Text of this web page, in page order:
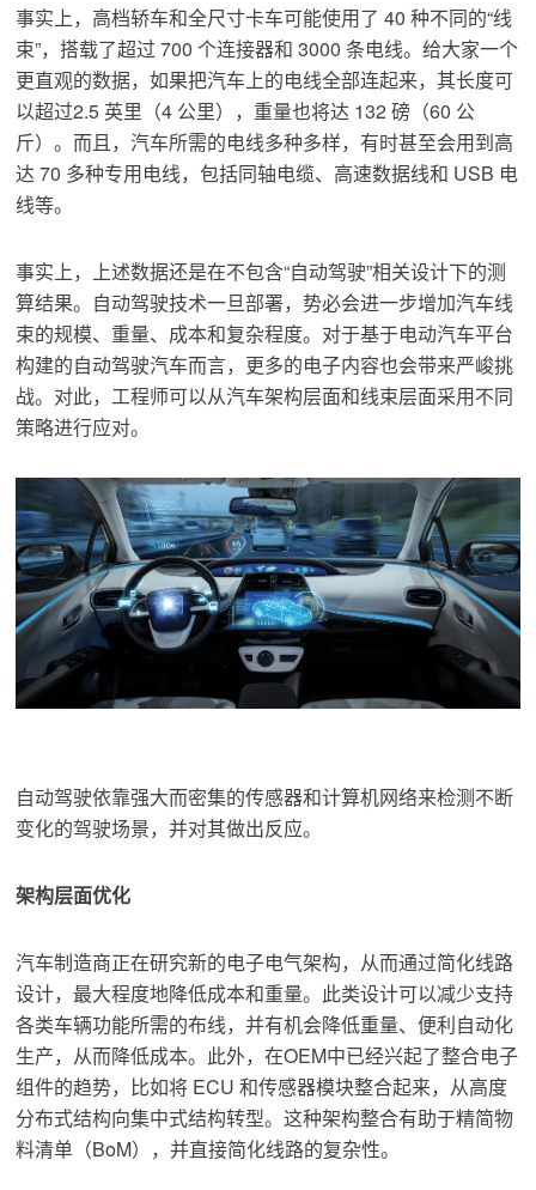
事实上，高档轿车和全尺寸卡车可能使用了 40 种不同的“线
束”，搭载了超过 700 个连接器和 3000 条电线。给大家一个
更直观的数据，如果把汽车上的电线全部连起来，其长度可
以超过2.5 英里（4 公里），重量也将达 132 磅（60 公
斤）。而且，汽车所需的电线多种多样，有时甚至会用到高
达 70 多种专用电线，包括同轴电缆、高速数据线和 USB 电
线等。
事实上，上述数据还是在不包含“自动驾驶”相关设计下的测
算结果。自动驾驶技术一旦部署，势必会进一步增加汽车线
束的规模、重量、成本和复杂程度。对于基于电动汽车平台
构建的自动驾驶汽车而言，更多的电子内容也会带来严峻挑
战。对此，工程师可以从汽车架构层面和线束层面采用不同
策略进行应对。
自动驾驶依靠强大而密集的传感器和计算机网络来检测不断
变化的驾驶场景，并对其做出反应。
架构层面优化
汽车制造商正在研究新的电子电气架构，从而通过简化线路
设计，最大程度地降低成本和重量。此类设计可以减少支持
各类车辆功能所需的布线，并有机会降低重量、便利自动化
生产，从而降低成本。此外，在OEM中已经兴起了整合电子
组件的趋势，比如将 ECU 和传感器模块整合起来，从高度
分布式结构向集中式结构转型。这种架构整合有助于精简物
料清单（BoM），并直接简化线路的复杂性。